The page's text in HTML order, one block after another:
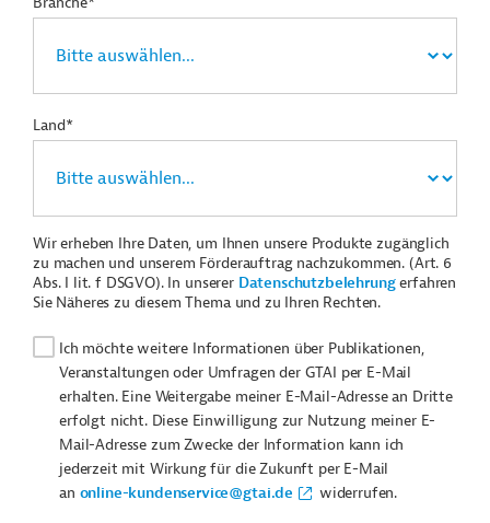
Land*
Wir erheben Ihre Daten, um Ihnen unsere Produkte zugänglich
zu machen und unserem Förderauftrag nachzukommen. (Art. 6
Abs. I lit. f DSGVO). In unserer Datenschutzbelehrungerfahren
Sie Näheres zu diesem Thema und zu Ihren Rechten.
Ich möchte weitere Informationen über Publikationen,
Veranstaltungen oder Umfragen der GTAI per E-Mail
erhalten. Eine Weitergabe meiner E-Mail-Adresse an Dritte
erfolgt nicht. Diese Einwilligung zur Nutzung meiner E-
Mail-Adresse zum Zwecke der Information kann ich
jederzeit mit Wirkung für die Zukunft per E-Mail
an online-kundenservice@gtai.de widerrufen.